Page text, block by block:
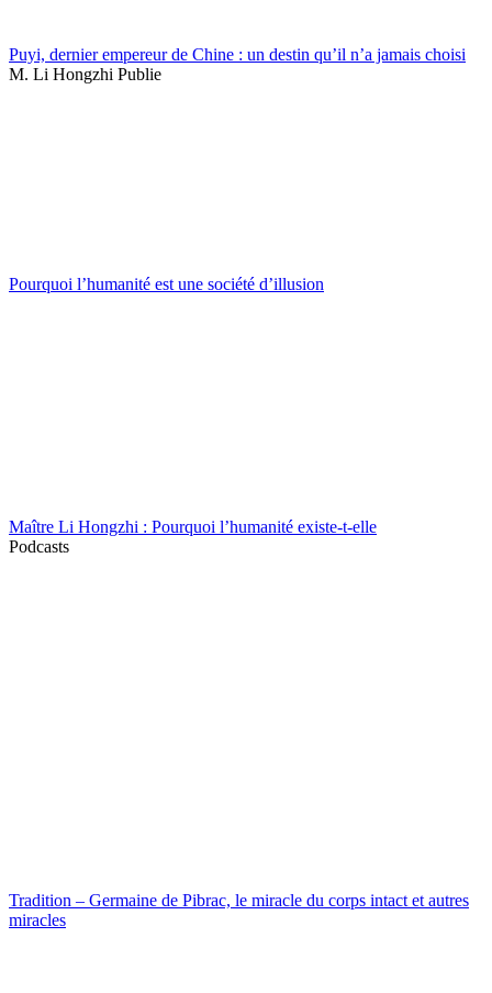
Puyi, dernier empereur de Chine : un destin qu’il n’a jamais choisi
M. Li Hongzhi Publie
Pourquoi l’humanité est une société d’illusion
Maître Li Hongzhi : Pourquoi l’humanité existe-t-elle
Podcasts
Tradition – Germaine de Pibrac, le miracle du corps intact et autres
miracles